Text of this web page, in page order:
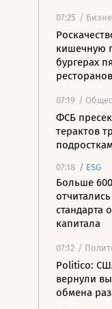
07:25 /
кишечную
бургерах
ресторанов
07:19 /
ФСБ
терактов
07:18 / ESG
Больше
стандарта
капитала
07:12 /
Politico:
вернули
обмена